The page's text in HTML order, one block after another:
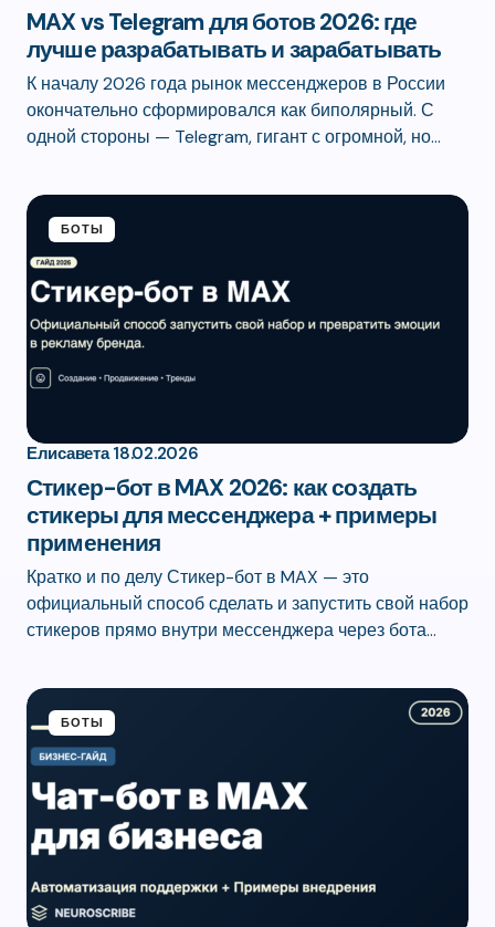
MAX vs Telegram для ботов 2026: где
лучше разрабатывать и зарабатывать
К началу 2026 года рынок мессенджеров в России
окончательно сформировался как биполярный. С
одной стороны — Telegram, гигант с огромной, но…
БОТЫ
Елисавета 18.02.2026
Стикер-бот в MAX 2026: как создать
стикеры для мессенджера + примеры
применения
Кратко и по делу Стикер-бот в MAX — это
официальный способ сделать и запустить свой набор
стикеров прямо внутри мессенджера через бота…
БОТЫ